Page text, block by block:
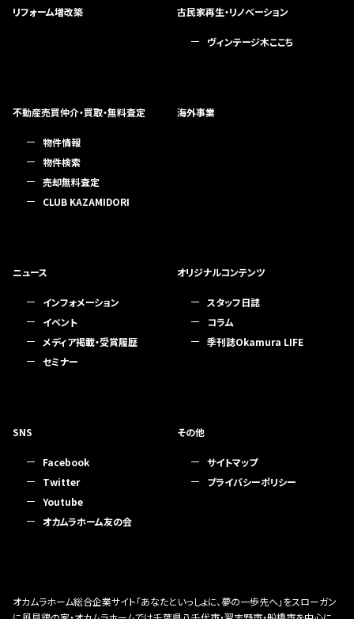
リフォーム増改築 古民家再生・リノベーション
ヴィンテージ木ここち
不動産売買仲介・買取・無料査定
物件情報
物件検索
売却無料査定
CLUB KAZAMIDORI
海外事業
ニュース
インフォメーション
イベント
メディア掲載・受賞履歴
セミナー
オリジナルコンテンツ
スタッフ日誌
コラム
季刊誌Okamura LIFE
SNS
Facebook
Twitter
Youtube
オカムラホーム友の会
その他
サイトマップ
プライバシーポリシー
オカムラホーム総合企業サイト「あなたといっしょに、夢の一歩先へ」をスローガン